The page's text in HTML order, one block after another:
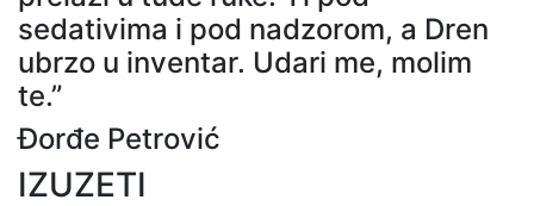
sedativima i pod nadzorom, a Dren
ubrzo u inventar. Udari me, molim
te.”
Đorđe Petrović
IZUZETI